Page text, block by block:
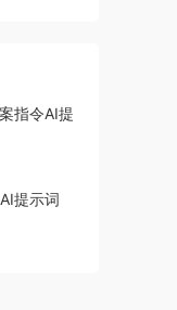
指令AI提
提示词